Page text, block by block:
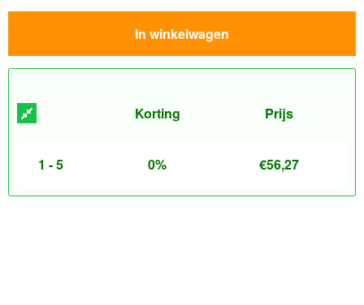
In winkelwagen
Korting Prijs
1 - 5 0% €56,27